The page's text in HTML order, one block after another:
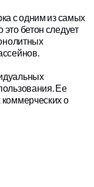
с одним из самых
бетон следует
Ее
о